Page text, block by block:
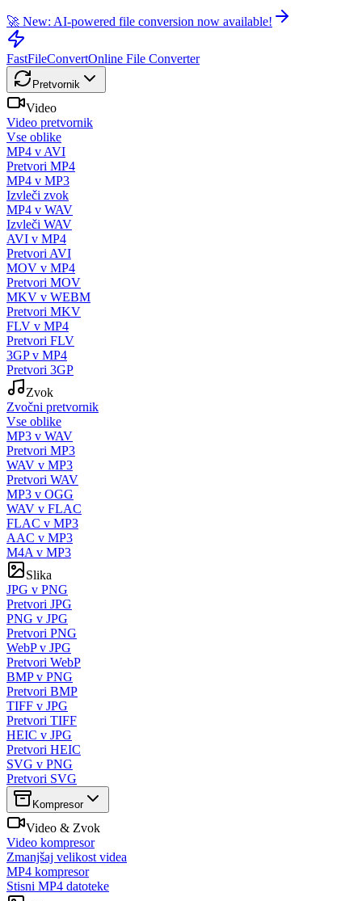
🚀 New: AI-powered file conversion now available!
FastFileConvertOnline File Converter
Pretvornik
Video
Video pretvornik
Vse oblike
MP4 v AVI
Pretvori MP4
MP4 v MP3
Izvleči zvok
MP4 v WAV
Izvleči WAV
AVI v MP4
Pretvori AVI
MOV v MP4
Pretvori MOV
MKV v WEBM
Pretvori MKV
FLV v MP4
Pretvori FLV
3GP v MP4
Pretvori 3GP
Zvok
Zvočni pretvornik
Vse oblike
MP3 v WAV
Pretvori MP3
WAV v MP3
Pretvori WAV
MP3 v OGG
WAV v FLAC
FLAC v MP3
AAC v MP3
M4A v MP3
Slika
JPG v PNG
Pretvori JPG
PNG v JPG
Pretvori PNG
WebP v JPG
Pretvori WebP
BMP v PNG
Pretvori BMP
TIFF v JPG
Pretvori TIFF
HEIC v JPG
Pretvori HEIC
SVG v PNG
Pretvori SVG
Kompresor
Video & Zvok
Video kompresor
Zmanjšaj velikost videa
MP4 kompresor
Stisni MP4 datoteke